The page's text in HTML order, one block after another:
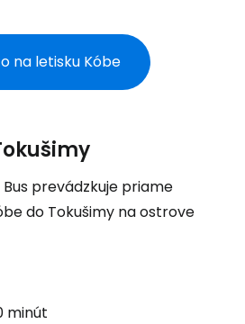
na letisku Kóbe
Bus prevádzkuje priame
do Tokušimy na ostrove
minút